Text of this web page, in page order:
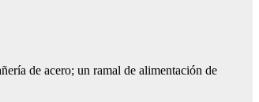
de acero; un ramal de alimentación de